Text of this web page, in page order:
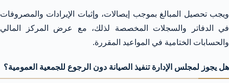
ويجب تحصيل المبالغ بموجب إيصالات، وإثبات الإيرادات والمصروفات
في الدفاتر والسجلات المخصصة لذلك، مع عرض المركز المالي
والحسابات الختامية في المواعيد المقررة.
هل يجوز لمجلس الإدارة تنفيذ الصيانة دون الرجوع للجمعية العمومية؟